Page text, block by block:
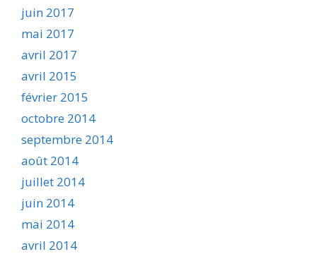
juin 2017
mai 2017
avril 2017
avril 2015
février 2015
octobre 2014
septembre 2014
août 2014
juillet 2014
juin 2014
mai 2014
avril 2014